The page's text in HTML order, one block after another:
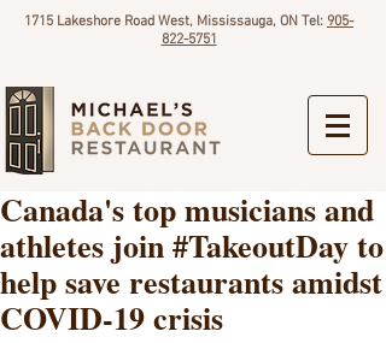
1715 Lakeshore Road West, Mississauga, ON Tel: 905-
822-5751
Canada's top musicians and
athletes join #TakeoutDay to
help save restaurants amidst
COVID-19 crisis